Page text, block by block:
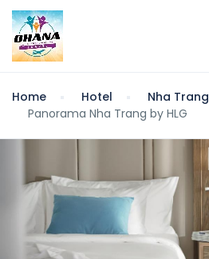
Home Hotel
Nha Trang
Panorama Nha Trang by HLG